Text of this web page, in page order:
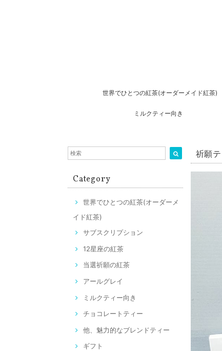
世界でひとつの紅茶(オーダーメイド紅茶)
ミルクティー向き
Category
世界でひとつの紅茶(オーダーメ
イド紅茶)
サブスクリプション
12星座の紅茶
当選祈願の紅茶
アールグレイ
ミルクティー向き
チョコレートティー
他、魅力的なブレンドティー
ギフト
祈願